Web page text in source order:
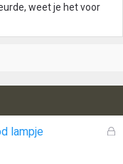
weet je het voor
G
lampje